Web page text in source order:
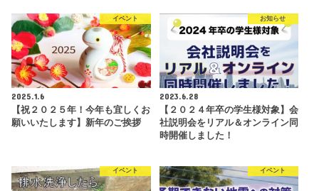
イベント
2025.1.6
【祝２０２５年！今年も宜しくお
願いいたします】新年のご挨拶
お知らせ
2023.6.28
【２０２４年卒の学生様対象】会
社説明会をリアル＆オンライン同
時開催しました！
イベント イベント